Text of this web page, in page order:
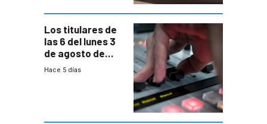
Los titulares de
las 6 del lunes 3
de agosto de
2026
Hace 5 días